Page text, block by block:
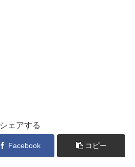
シェアする
Facebook コピー